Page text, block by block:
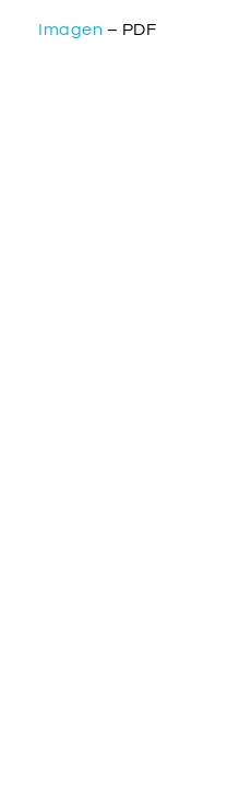
Imagen – PDF